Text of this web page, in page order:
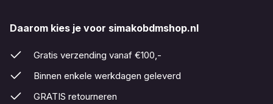
Daarom kies je voor simakobdmshop.nl
Gratis verzending vanaf €100,-
Binnen enkele werkdagen geleverd
GRATIS retourneren